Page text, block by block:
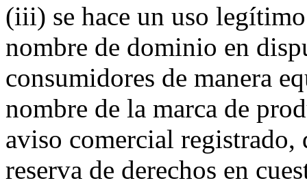
(iii) se hace un uso
nombre de dominio en
consumidores de manera
nombre de la marca de
aviso comercial
reserva de derechos en